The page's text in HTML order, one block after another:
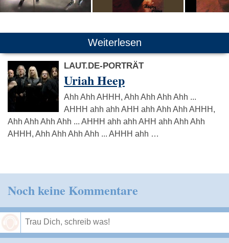
Weiterlesen
LAUT.DE-PORTRÄT
Uriah Heep
Ahh Ahh AHHH, Ahh Ahh Ahh Ahh ...
AHHH ahh ahh AHH ahh Ahh Ahh AHHH,
Ahh Ahh Ahh Ahh ... AHHH ahh ahh AHH ahh Ahh Ahh
AHHH, Ahh Ahh Ahh Ahh ... AHHH ahh …
Noch keine Kommentare